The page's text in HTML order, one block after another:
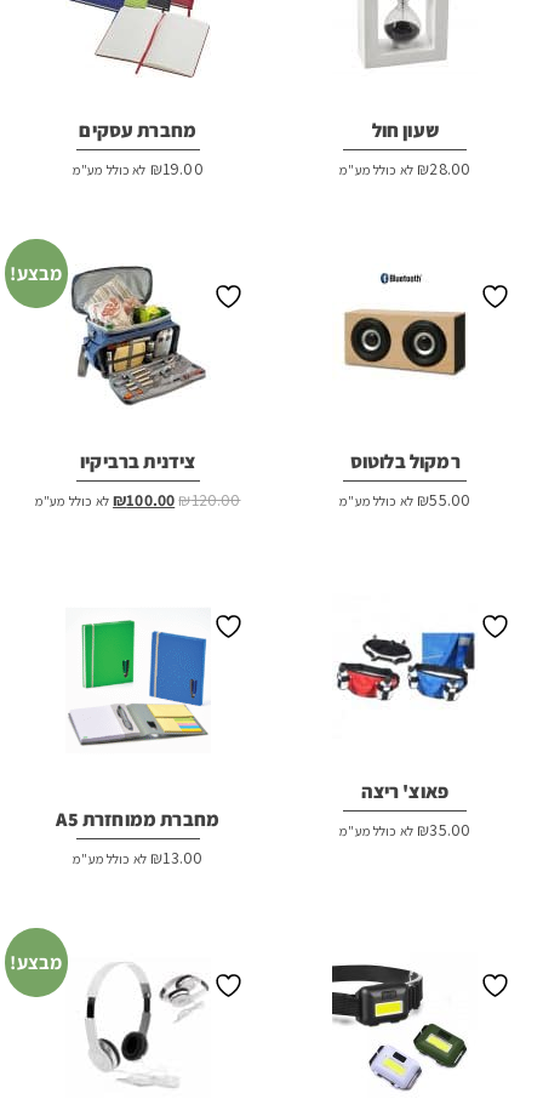
שעון חול
₪28.00 לא כולל מע"מ
מחברת עסקים
₪19.00 לא כולל מע"מ
רמקול בלוטוס
₪55.00 לא כולל מע"מ
מבצע!
צידנית ברביקיו
₪120.00
המחיר ₪100.00 המחיר
לא כולל מע"מ
פאוצ' ריצה
₪35.00 לא כולל מע"מ מחברת ממוחזרת A5
₪13.00 לא כולל מע"מ
מבצע!